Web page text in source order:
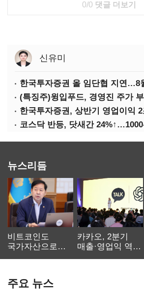
0/0 댓글 더보기
신유미
한국투자증권 올 임단협 지연…8
코스닥 반등, 닷새간 24%↑…1000
뉴스리듬
비트코인도
국가자산으로…'
카카오, 2분기
매출·영업익 역대
주요 뉴스